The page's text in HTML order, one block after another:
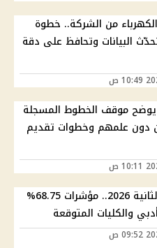
من الشركة.. خطوة
البيانات وتحافظ على دقة
يوضح موقف الخطوط المسجلة
دون علمهم وخطوات تقديم
تنسيق المرحلة الثانية 2026.. مؤشرات 68.75%